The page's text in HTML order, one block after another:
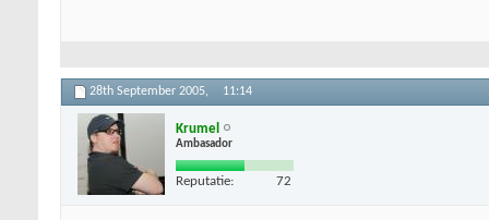
28th September 2005, 11:14
Krumel
Ambasador
Reputatie: 72